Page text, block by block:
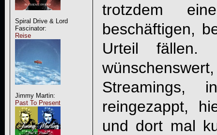
Spiral Drive & Lord
Fascinator:
Reise
Jimmy Martin:
Past To Present
trotzdem
beschäftigen,
Urteil
Streamings,
reingezappt,
und dort mal